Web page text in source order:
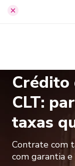
Crédito
CLT:
taxas
Contrate com
com garantia